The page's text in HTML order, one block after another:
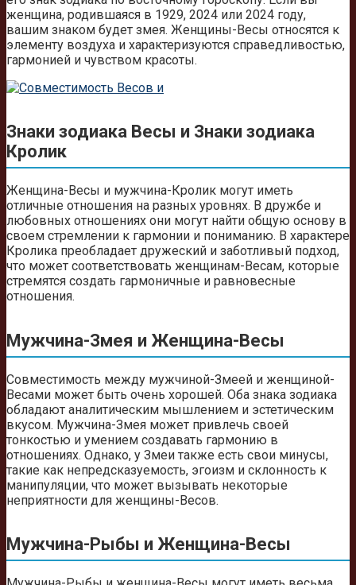
женщина, родившаяся в 1929, 2024 или 2024 году,
вашим знаком будет змея. Женщины-Весы относятся к
элементу воздуха и характеризуются справедливостью,
гармонией и чувством красоты.
Знаки зодиака Весы и Знаки зодиака
Кролик
Женщина-Весы и мужчина-Кролик могут иметь
отличные отношения на разных уровнях. В дружбе и
любовных отношениях они могут найти общую основу в
своем стремлении к гармонии и пониманию. В характере
Кролика преобладает дружеский и заботливый подход,
что может соответствовать женщинам-Весам, которые
стремятся создать гармоничные и равновесные
отношения.
Мужчина-Змея и Женщина-Весы
Совместимость между мужчиной-Змеей и женщиной-
Весами может быть очень хорошей. Оба знака зодиака
обладают аналитическим мышлением и эстетическим
вкусом. Мужчина-Змея может привлечь своей
тонкостью и умением создавать гармонию в
отношениях. Однако, у Змеи также есть свои минусы,
такие как непредсказуемость, эгоизм и склонность к
манипуляции, что может вызывать некоторые
неприятности для женщины-Весов.
Мужчина-Рыбы и Женщина-Весы